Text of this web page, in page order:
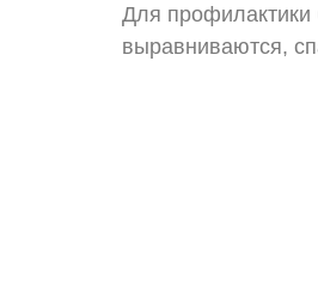
Для профилактики
выравниваются,